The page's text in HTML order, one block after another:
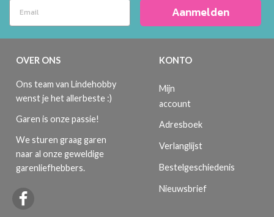
Aanmelden
OVER ONS
Ons team van Lindehobby
wenst je het allerbeste :)
Garen is onze passie!
We sturen graag garen
naar al onze geweldige
garenliefhebbers.
KONTO
Mijn
account
Adresboek
Verlanglijst
Bestelgeschiedenis
Nieuwsbrief